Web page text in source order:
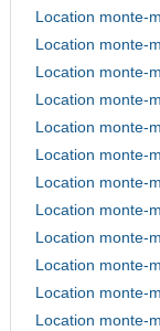
Location monte-
Location monte-
Location monte-
Location monte-
Location monte-
Location monte-
Location monte-
Location monte-
Location monte-
Location monte-
Location monte-
Location monte-